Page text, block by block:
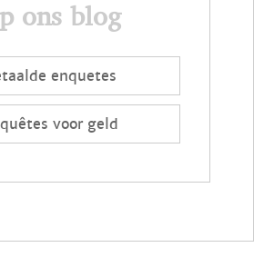
enquetes
voor geld